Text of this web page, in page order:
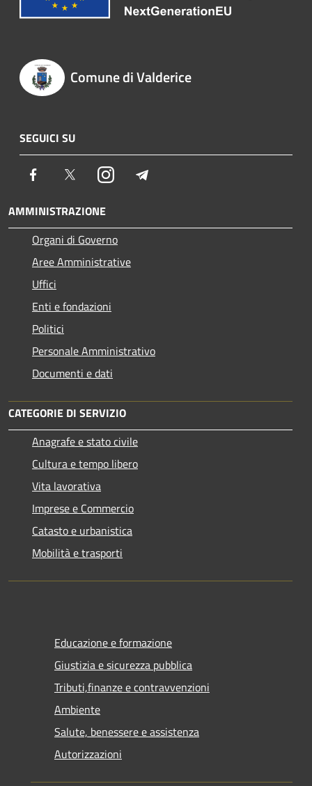
Comune di Valderice
SEGUICI SU
Facebook TwitterInstagram
AMMINISTRAZIONE
Organi di Governo
Aree Amministrative
Uffici
Enti e fondazioni
Politici
Personale Amministrativo
Documenti e dati
CATEGORIE DI SERVIZIO
Anagrafe e stato civile
Cultura e tempo libero
Vita lavorativa
Imprese e Commercio
Catasto e urbanistica
Mobilità e trasporti
Educazione e formazione
Giustizia e sicurezza pubblica
Tributi,finanze e contravvenzioni
Ambiente
Salute, benessere e assistenza
Autorizzazioni